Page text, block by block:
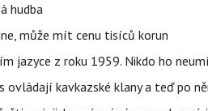
hudba
může mít cenu tisíců korun
jazyce z roku 1959. Nikdo ho
ovládají kavkazské klany a teď po